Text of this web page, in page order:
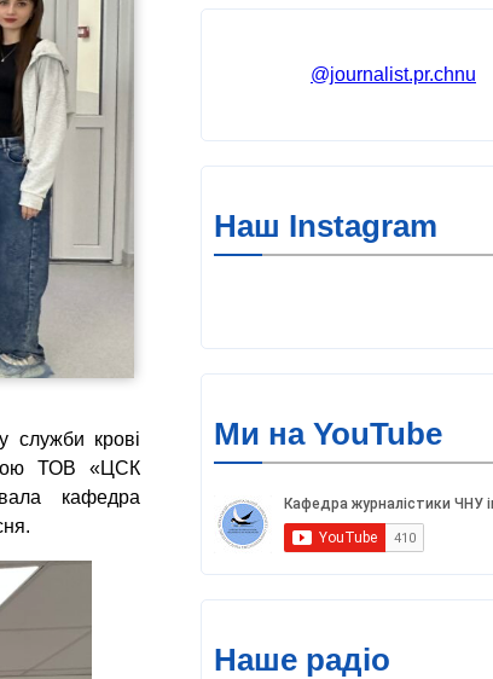
служби крові
ТОВ «ЦСК
кафедра
@journalist.pr.chnu
Наш Instagram
Ми на YouTube
Наше радіо